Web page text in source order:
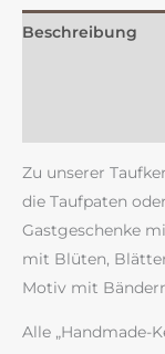
Beschreibung
Zu unserer
die Taufpaten
Gastgeschenke
mit Blüten,
Motiv mit
Alle „Handmade-